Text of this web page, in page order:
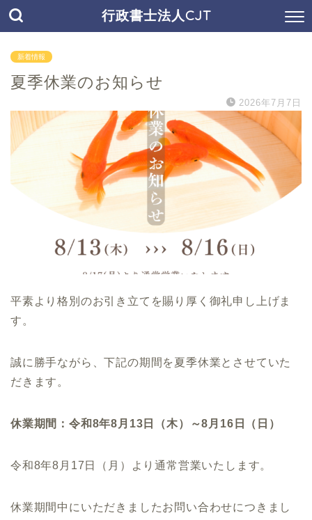
行政書士法人CJT
新着情報
夏季休業のお知らせ
2026年7月7日
平素より格別のお引き立てを賜り厚く御礼申し上げま
す。
誠に勝手ながら、下記の期間を夏季休業とさせていた
だきます。
休業期間：令和8年8月13日（木）～8月16日（日）
令和8年8月17日（月）より通常営業いたします。
休業期間中にいただきましたお問い合わせにつきまし